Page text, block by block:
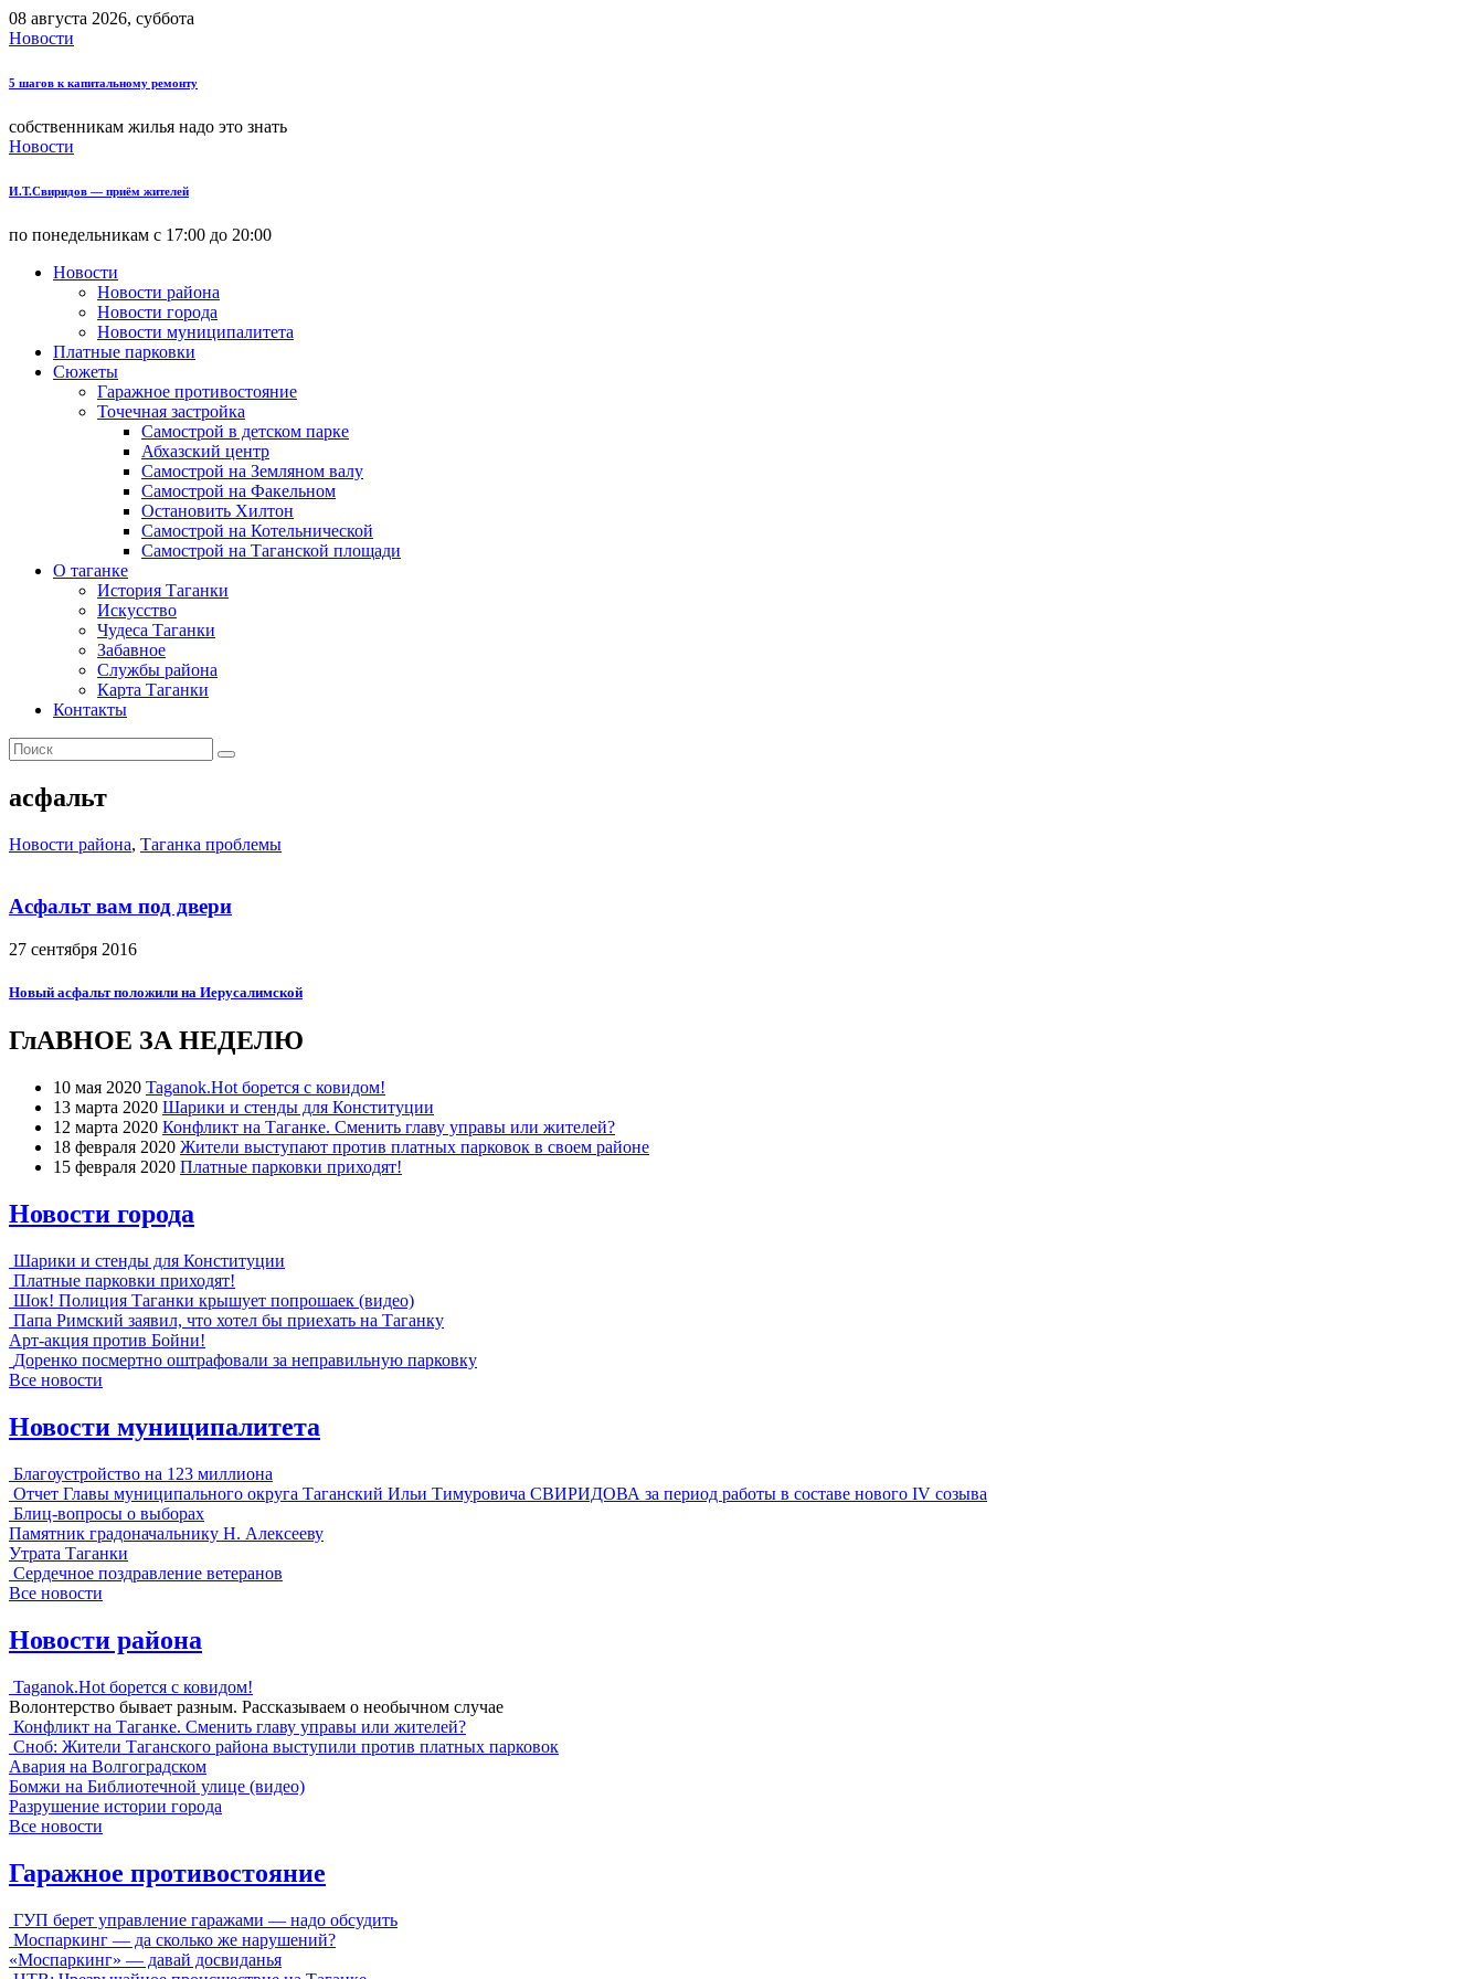
08 августа 2026, суббота
Новости
5 шагов к капитальному ремонту
собственникам жилья надо это знать
Новости
И.Т.Свиридов — приём жителей
по понедельникам с 17:00 до 20:00
Новости
Новости района
Новости города
Новости муниципалитета
Платные парковки
Сюжеты
Гаражное противостояние
Точечная застройка
Самострой в детском парке
Абхазский центр
Самострой на Земляном валу
Самострой на Факельном
Остановить Хилтон
Самострой на Котельнической
Самострой на Таганской площади
О таганке
История Таганки
Искусство
Чудеса Таганки
Забавное
Службы района
Карта Таганки
Контакты
асфальт
Новости района, Таганка проблемы
Асфальт вам под двери
27 сентября 2016
Новый асфальт положили на Иерусалимской
ГлАВНОЕ ЗА НЕДЕЛЮ
10 мая 2020 Taganok.Hot борется с ковидом!
13 марта 2020 Шарики и стенды для Конституции
12 марта 2020 Конфликт на Таганке. Сменить главу управы или жителей?
18 февраля 2020 Жители выступают против платных парковок в своем районе
15 февраля 2020 Платные парковки приходят!
Новости города
Шарики и стенды для Конституции
Платные парковки приходят!
Шок! Полиция Таганки крышует попрошаек (видео)
Папа Римский заявил, что хотел бы приехать на Таганку
Арт-акция против Бойни!
Доренко посмертно оштрафовали за неправильную парковку
Все новости
Новости муниципалитета
Благоустройство на 123 миллиона
Отчет Главы муниципального округа Таганский Ильи Тимуровича СВИРИДОВА за период работы в составе нового IV созыва
Блиц-вопросы о выборах
Памятник градоначальнику Н. Алексееву
Утрата Таганки
Сердечное поздравление ветеранов
Все новости
Новости района
Taganok.Hot борется с ковидом!
Волонтерство бывает разным. Рассказываем о необычном случае
Конфликт на Таганке. Сменить главу управы или жителей?
Сноб: Жители Таганского района выступили против платных парковок
Авария на Волгоградском
Бомжи на Библиотечной улице (видео)
Разрушение истории города
Все новости
Гаражное противостояние
ГУП берет управление гаражами — надо обсудить
Моспаркинг — да сколько же нарушений?
«Моспаркинг» — давай досвиданья